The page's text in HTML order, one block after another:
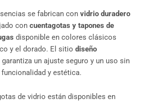
se fabrican con vidrio duradero
con cuentagotas y tapones de
disponible en colores clásicos
y el dorado. El sitio diseño
garantiza un ajuste seguro y un uso sin
y estética.
de vidrio están disponibles en